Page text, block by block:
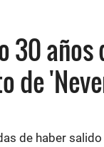
30 años
de
de haber salido